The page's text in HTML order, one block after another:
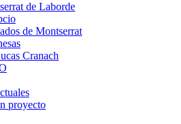
de Laborde
de Montserrat
Cranach
proyecto